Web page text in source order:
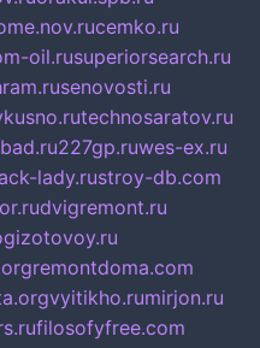
cemko.ru
oil.rusuperiorsearch.ru
senovosti.ru
technosaratov.ru
227gp.ruwes-ex.ru
lady.rustroy-db.com
dvigremont.ru
remontdoma.com
vyitikho.rumirjon.ru
filosofyfree.com